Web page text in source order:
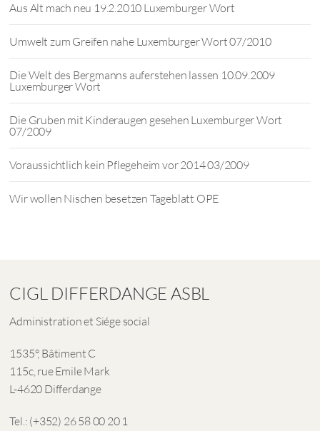
Aus Alt mach neu 19.2.2010 Luxemburger Wort
Umwelt zum Greifen nahe Luxemburger Wort 07/2010
Die Welt des Bergmanns auferstehen lassen 10.09.2009
Luxemburger Wort
Die Gruben mit Kinderaugen gesehen Luxemburger Wort
07/2009
Voraussichtlich kein Pflegeheim vor 2014 03/2009
Wir wollen Nischen besetzen Tageblatt OPE
CIGL DIFFERDANGE ASBL
Administration et Siége social
1535°, Bâtiment C
115c, rue Emile Mark
L-4620 Differdange
Tel.: (+352) 26 58 00 20 1